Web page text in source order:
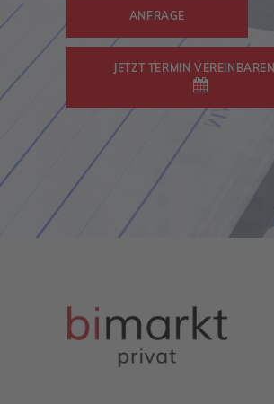
ANFRAGE
JETZT TERMIN VEREINBAREN